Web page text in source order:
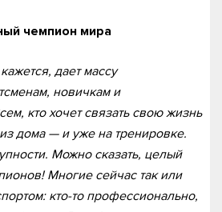
чемпион мира
дает массу
новичкам и
кто хочет связать свою жизнь
дома — и уже на тренировке.
Можно сказать, целый
Многие сейчас так или
кто-то профессионально,